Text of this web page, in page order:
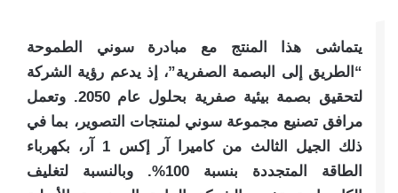
يتماشى هذا المنتج مع مبادرة سوني الطموحة
“الطريق إلى البصمة الصفرية”، إذ يدعم رؤية الشركة
لتحقيق بصمة بيئية صفرية بحلول عام 2050. وتعمل
مرافق تصنيع مجموعة سوني لمنتجات التصوير، بما في
ذلك الجيل الثالث من كاميرا آر إكس 1 آر، بكهرباء
الطاقة المتجددة بنسبة 100%. وبالنسبة لتغليف